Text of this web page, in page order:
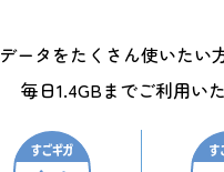
データをたくさん使いたい
毎日1.4GBまでご利用い